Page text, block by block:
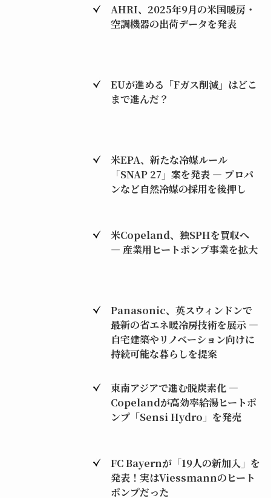
AHRI、2025年9月の米国暖房・
空調機器の出荷データを発表
EUが進める「Fガス削減」はどこ
まで進んだ？
米EPA、新たな冷媒ルール
「SNAP 27」案を発表 ― プロパ
ンなど自然冷媒の採用を後押し
米Copeland、独SPHを買収へ
― 産業用ヒートポンプ事業を拡大
Panasonic、英スウィンドンで
最新の省エネ暖冷房技術を展示 ―
自宅建築やリノベーション向けに
持続可能な暮らしを提案
東南アジアで進む脱炭素化 ―
Copelandが高効率給湯ヒートポ
ンプ「Sensi Hydro」を発売
FC Bayernが「19人の新加入」を
発表！実はViessmannのヒート
ポンプだった